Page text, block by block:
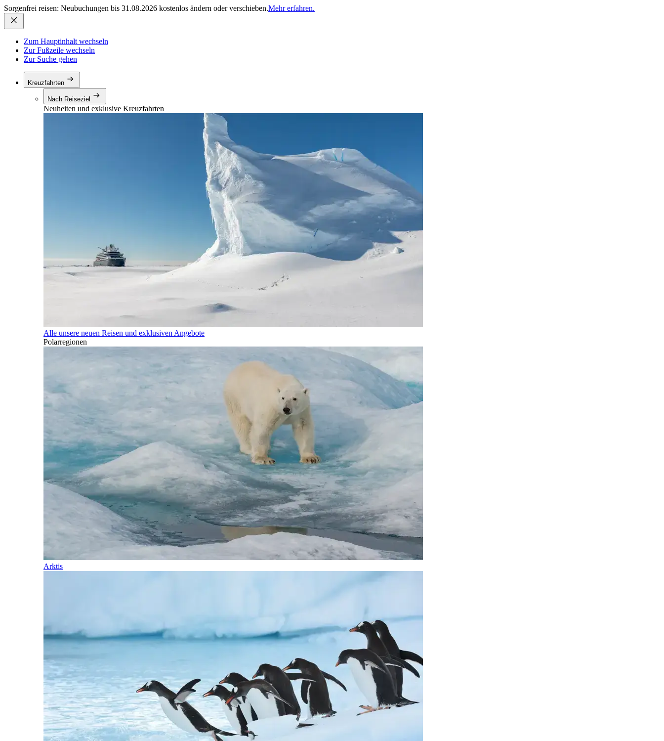
Sorgenfrei reisen: Neubuchungen bis 31.08.2026 kostenlos ändern oder verschieben.Mehr erfahren.
Zum Hauptinhalt wechseln
Zur Fußzeile wechseln
Zur Suche gehen
Kreuzfahrten
Nach Reiseziel
Neuheiten und exklusive Kreuzfahrten
Alle unsere neuen Reisen und exklusiven Angebote
Polarregionen
Arktis